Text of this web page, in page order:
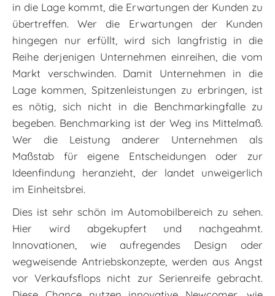
in die Lage kommt, die Erwartungen der Kunden zu
übertreffen. Wer die Erwartungen der Kunden
hingegen nur erfüllt, wird sich langfristig in die
Reihe derjenigen Unternehmen einreihen, die vom
Markt verschwinden. Damit Unternehmen in die
Lage kommen, Spitzenleistungen zu erbringen, ist
es nötig, sich nicht in die Benchmarkingfalle zu
begeben. Benchmarking ist der Weg ins Mittelmaß.
Wer die Leistung anderer Unternehmen als
Maßstab für eigene Entscheidungen oder zur
Ideenfindung heranzieht, der landet unweigerlich
im Einheitsbrei.
Dies ist sehr schön im Automobilbereich zu sehen.
Hier wird abgekupfert und nachgeahmt.
Innovationen, wie aufregendes Design oder
wegweisende Antriebskonzepte, werden aus Angst
vor Verkaufsflops nicht zur Serienreife gebracht.